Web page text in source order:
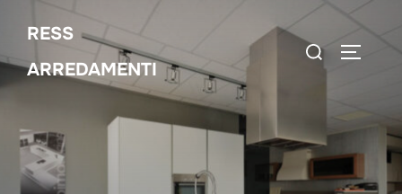
contenuto
RESS
ARREDAMENTI
Cerca
per: